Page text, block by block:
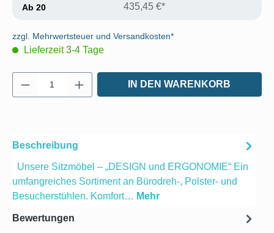
Ab 20 435,45 €*
zzgl. Mehrwertsteuer und Versandkosten*
Lieferzeit 3-4 Tage
Produkt Anzahl: Gib den gewünschten
IN DEN WARENKORB
Beschreibung
Unsere Sitzmöbel – „DESIGN und ERGONOMIE“ Ein
umfangreiches Sortiment an Bürodreh-, Polster- und
Besucherstühlen. Komfort… Mehr
Bewertungen